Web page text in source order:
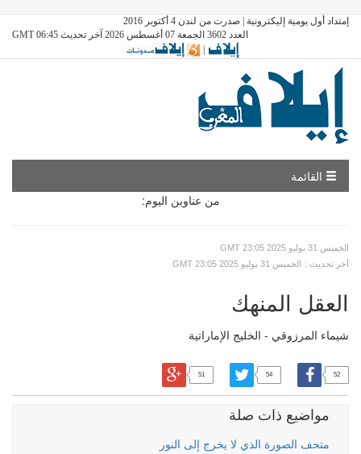
إمتداد أول يومية إليكترونية | صدرت من لندن 4 أكتوبر 2016
العدد 3602 الجمعة 07 أغسطس 2026 آخر تحديث GMT 06:45
|
القائمة
من عناوين اليوم:
GMT الخميس 31 يوليو 2025 23:05
GMT الخميس 31 يوليو 2025 23:05
: آخر تحديث
العقل المنهك
شيماء المرزوقي - الخليج الإماراتية
52
54
51
مواضيع ذات صلة
متحف الصورة الذي لا يخرج إلى النور